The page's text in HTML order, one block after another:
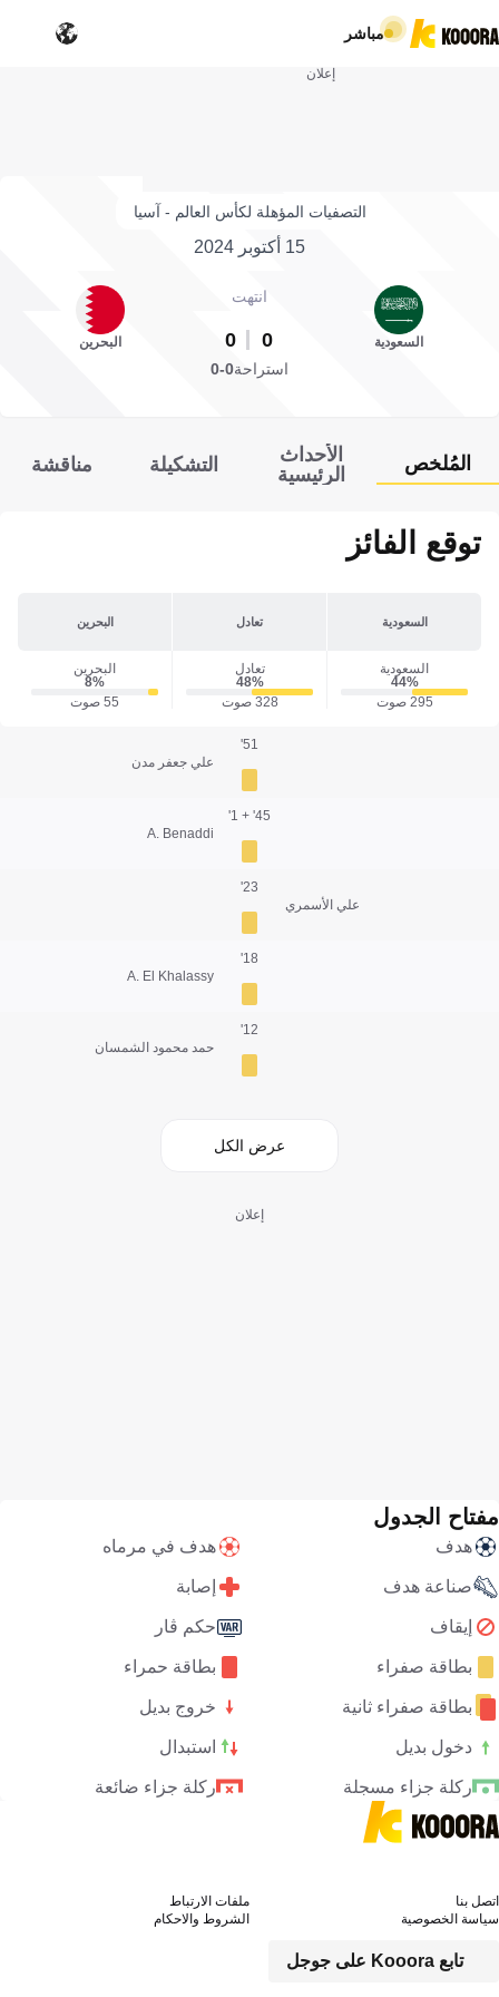
مباشر
إعلان
التصفيات المؤهلة لكأس العالم - آسيا
15 أكتوبر 2024
السعودية
انتهت
0
0 البحرين
استراحة0-0
المُلخص
الأحداث
الرئيسية
التشكيلة مناقشة
توقع الفائز
السعودية تعادل البحرين
السعودية
44‎%‎
295 صوت
تعادل
48‎%‎
328 صوت
البحرين
8‎%‎
55 صوت
علي جعفر مدن
51'
A. Benaddi
45' + 1'
علي الأسمري
23'
A. El Khalassy
18'
حمد محمود الشمسان
12'
عرض الكل
إعلان
مفتاح الجدول
هدف هدف في مرماه
صناعة هدف إصابة
إيقاف حكم ڤار
بطاقة صفراء بطاقة حمراء
بطاقة صفراء ثانية خروج بديل
دخول بديل استبدال
ركلة جزاء مسجلة ركلة جزاء ضائعة
تابع Kooora على جوجل
اتصل بنا
ملفات الارتباط
سياسة الخصوصية
الشروط والاحكام